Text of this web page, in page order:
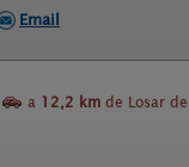
Email
a 12,2 km de Losar